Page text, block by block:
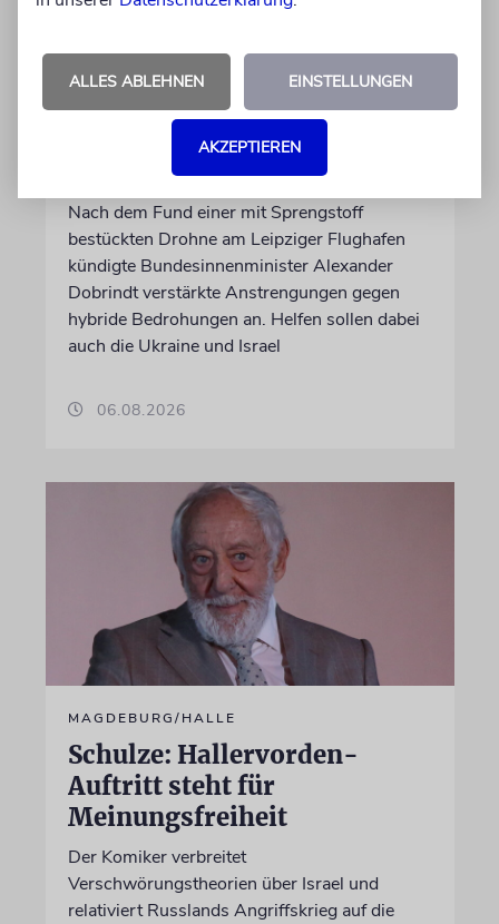
LEIPZIG
Dobrindt: Deutsche
Drohnenabwehr mit
Unterstützung Israels
Nach dem Fund einer mit Sprengstoff
bestückten Drohne am Leipziger Flughafen
kündigte Bundesinnenminister Alexander
Dobrindt verstärkte Anstrengungen gegen
hybride Bedrohungen an. Helfen sollen dabei
auch die Ukraine und Israel
06.08.2026
MAGDEBURG/HALLE
Schulze: Hallervorden-
Auftritt steht für
Meinungsfreiheit
Der Komiker verbreitet
Verschwörungstheorien über Israel und
relativiert Russlands Angriffskrieg auf die
ALLES ABLEHNEN EINSTELLUNGEN
AKZEPTIEREN